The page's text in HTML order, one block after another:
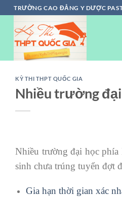
Chuyển
đến
dung
TRƯỜNG CAO ĐẲNG Y DƯỢC
KỲ THI THPT QUỐC GIA
Nhiều trường đại
Nhiều trường đại học
sinh chưa trúng tuyển đợt
Gia hạn thời gian xác